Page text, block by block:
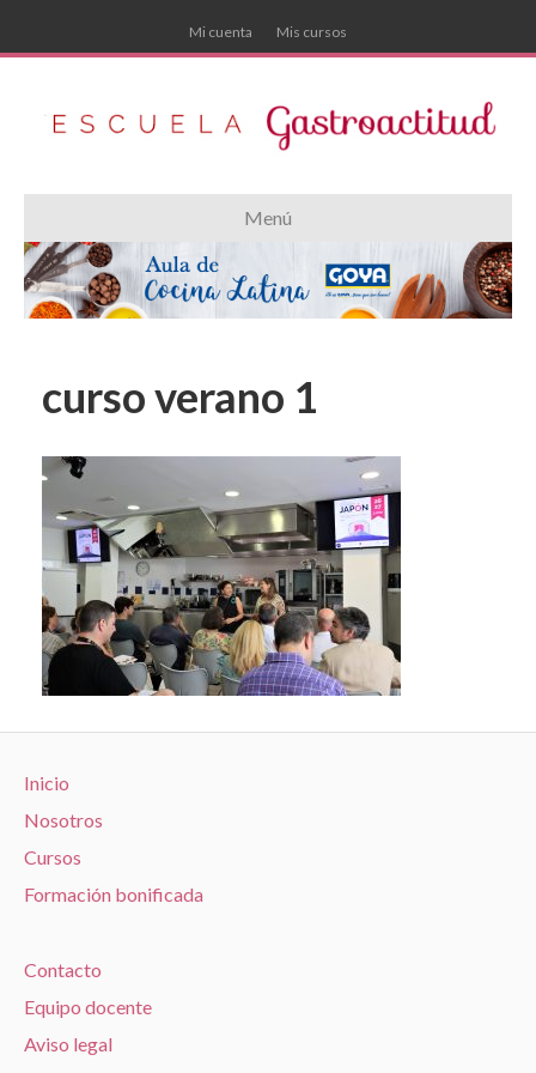
Mi cuenta Mis cursos
Menú
curso verano 1
Inicio
Nosotros
Cursos
Formación bonificada
Contacto
Equipo docente
Aviso legal